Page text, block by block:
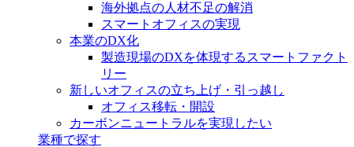
海外拠点の人材不足の解消
スマートオフィスの実現
本業のDX化
製造現場のDXを体現するスマートファクト
リー
新しいオフィスの立ち上げ・引っ越し
オフィス移転・開設
カーボンニュートラルを実現したい
業種で探す